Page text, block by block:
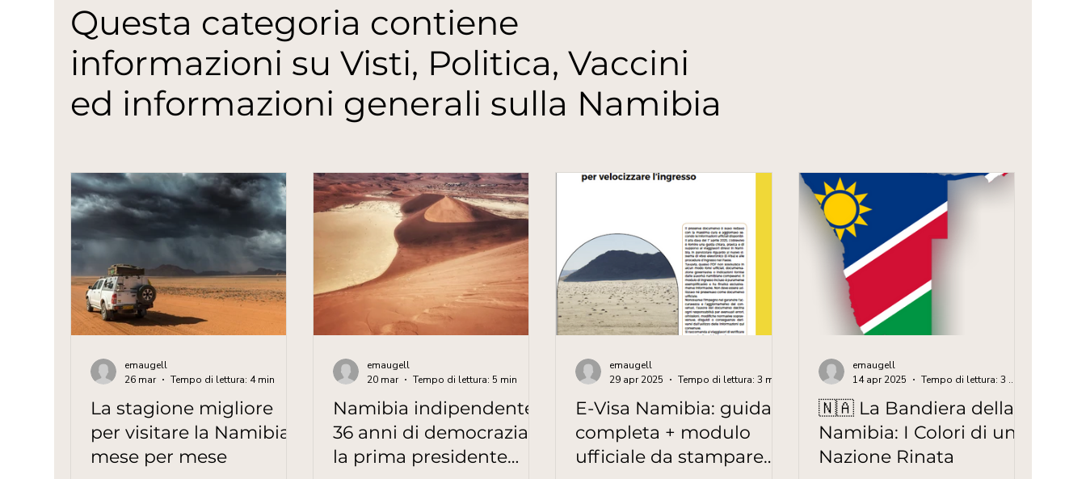
Questa categoria contiene
informazioni su Visti, Politica, Vaccini
ed informazioni generali sulla Namibia
La stagione migliore
per visitare la Namibia:
mese per mese
emaugell
26 mar
Tempo di lettura: 4 min
Namibia indipendente:
36 anni di democrazia e
la prima presidente
emaugell
20 mar
Tempo di lettura: 5 min
E-Visa Namibia: guida
completa + modulo
ufficiale da stampare
emaugell
29 apr 2025
🇳🇦 La Bandiera della
Namibia: I Colori di una
Nazione Rinata
emaugell
14 apr 2025
Tempo di lettura: 3 min